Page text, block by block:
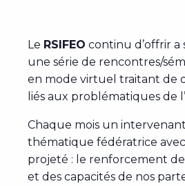
Le RSIFEO continu d’offrir a
une série de rencontres/
en mode virtuel traitant de
liés aux problématiques de
Chaque mois un
thématique fédératrice
projeté : le renforcement
et des capacités de nos